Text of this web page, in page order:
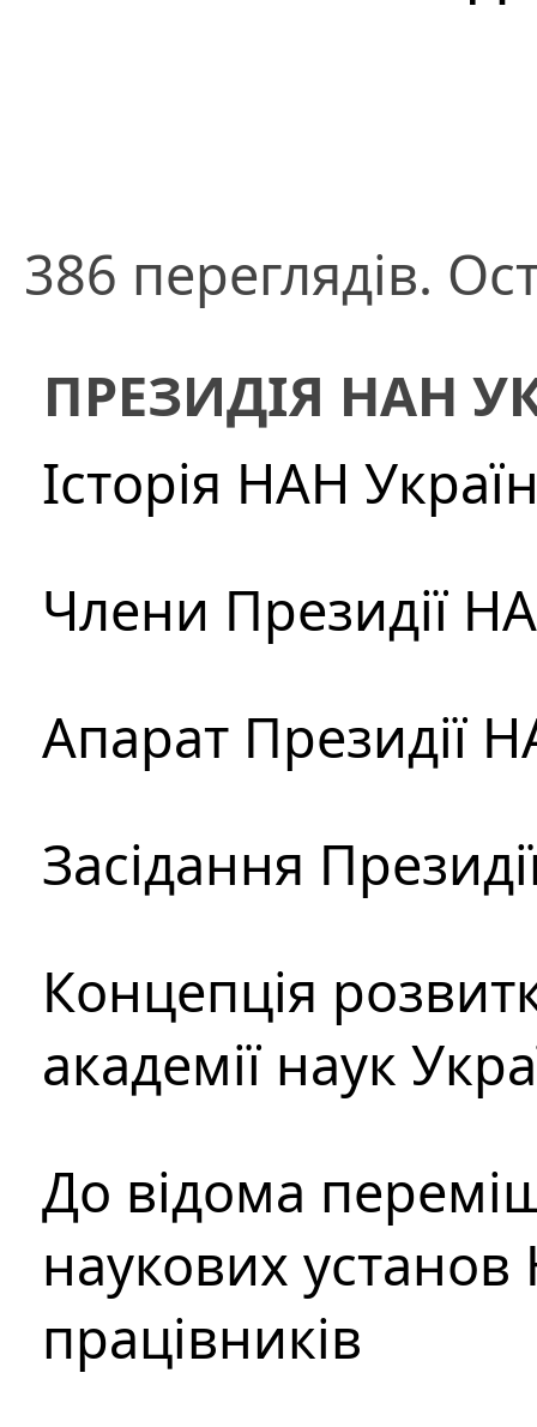
386 переглядів.
ПРЕЗИДІЯ НАН
Історія НАН
Члени Президії
Апарат Президії
Засідання
Концепція
академії наук
До відома
наукових установ
працівників